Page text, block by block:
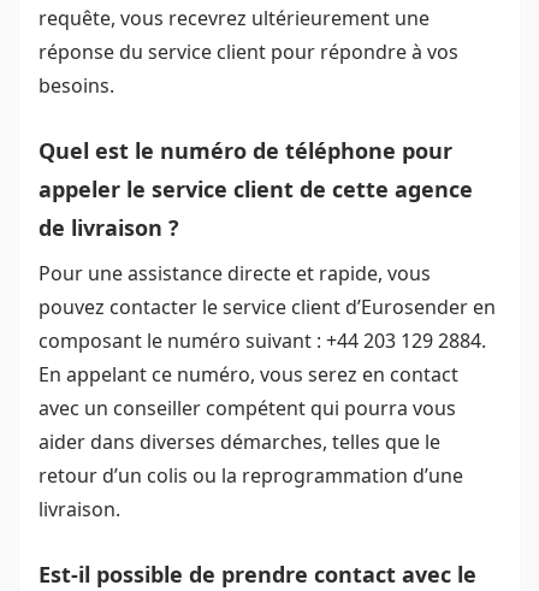
requête, vous recevrez ultérieurement une
réponse du service client pour répondre à vos
besoins.
Quel est le numéro de téléphone pour
appeler le service client de cette agence
de livraison ?
Pour une assistance directe et rapide, vous
pouvez contacter le service client d’Eurosender en
composant le numéro suivant : +44 203 129 2884.
En appelant ce numéro, vous serez en contact
avec un conseiller compétent qui pourra vous
aider dans diverses démarches, telles que le
retour d’un colis ou la reprogrammation d’une
livraison.
Est-il possible de prendre contact avec le